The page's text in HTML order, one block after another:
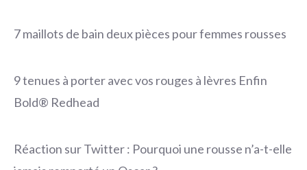
7 maillots de bain deux pièces pour femmes rousses
9 tenues à porter avec vos rouges à lèvres Enfin
Bold® Redhead
Réaction sur Twitter : Pourquoi une rousse n’a-t-elle